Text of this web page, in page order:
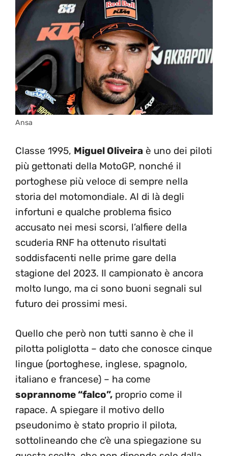
Ansa
Classe 1995, Miguel Oliveira è uno dei piloti
più gettonati della MotoGP, nonché il
portoghese più veloce di sempre nella
storia del motomondiale. Al di là degli
infortuni e qualche problema fisico
accusato nei mesi scorsi, l’alfiere della
scuderia RNF ha ottenuto risultati
soddisfacenti nelle prime gare della
stagione del 2023. Il campionato è ancora
molto lungo, ma ci sono buoni segnali sul
futuro dei prossimi mesi.
Quello che però non tutti sanno è che il
pilotta poliglotta – dato che conosce cinque
lingue (portoghese, inglese, spagnolo,
italiano e francese) – ha come
soprannome “falco”, proprio come il
rapace. A spiegare il motivo dello
pseudonimo è stato proprio il pilota,
sottolineando che c’è una spiegazione su